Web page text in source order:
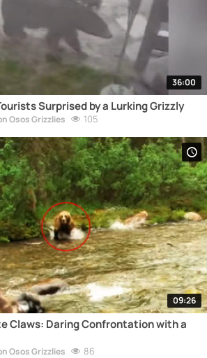
36:00
Surprised by a Lurking Grizzly
Osos Grizzlies 105
09:26
Claws: Daring Confrontation with a
Osos Grizzlies 86